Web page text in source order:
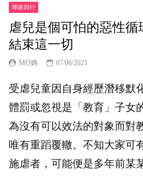
專家同行
虐兒是個可怕的惡性
結束這一切
MO媽 07/06/2021
受虐兒童因自身經歷潛移默
體罰或忽視是「教育」子女
為沒有可以效法的對象而對
唯有重蹈覆轍。不知大家可
施虐者，可能便是多年前某